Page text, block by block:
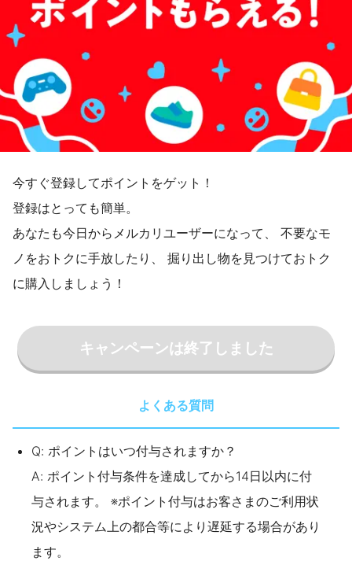
今すぐ登録してポイントをゲット！
登録はとっても簡単。
あなたも今日からメルカリユーザーになって、 不要なモ
ノをおトクに手放したり、 掘り出し物を見つけておトク
に購入しましょう！
キャンペーンは終了しました
よくある質問
Q: ポイントはいつ付与されますか？
A: ポイント付与条件を達成してから14日以内に付
与されます。 ※ポイント付与はお客さまのご利用状
況やシステム上の都合等により遅延する場合があり
ます。